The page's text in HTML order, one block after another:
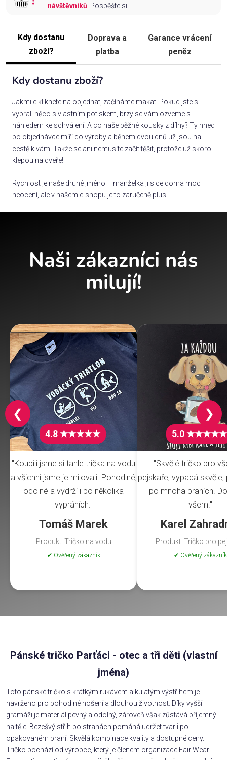
návštěvníků. Pospěšte si!
Kdy dostanu
zboží?
Doprava a
platba
Garance vrácení
peněz
Kdy dostanu zboží?
Jakmile kliknete na objednat, začínáme makat! Pokud jste si
vybrali něco s vlastním potiskem, brzy se vám ozveme s
náhledem ke schválení. A co naše běžné kousky z dílny? Ty hned
po objednávce míří do výroby a během dvou dnů už jsou na
cestě k vám. Takže se ani nemusíte začít těšit, protože už skoro
klepou na dveře!
Rychlost je naše druhé jméno – manželka ji sice doma moc
neocení, ale v našem e-shopu je to zaručeně plus!
Naši zákazníci nás
milují!
4.8 ★★★★★
"Koupili jsme si tahle trička na vodu
a všichni jsme je milovali. Pohodlné,
odolné a vydrží i po několika
vypráních."
Tomáš Marek
Produkt: Tričko na vodu
✔ Ověřený zákazník
5.0 ★★★★★
"Skvělé tričko pro
pejskaře, vypadá
i po mnoha praních.
všem!"
Karel
Produkt: Tričko pro
✔ Ověřený zákazník
❮ ❯
Pánské tričko Parťáci - otec a tři děti (vlastní
jména)
Toto pánské tričko s krátkým rukávem a kulatým výstřihem je
navrženo pro pohodlné nošení a dlouhou životnost. Díky vyšší
gramáži je materiál pevný a odolný, zároveň však zůstává příjemný
na těle. Bezešvý střih po stranách pomáhá udržet tvar i po
opakovaném praní. Skvělá kombinace kvality a dostupné ceny.
Tričko pochází od výrobce, který je členem organizace Fair Wear